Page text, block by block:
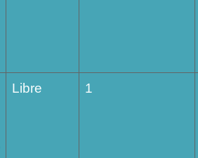
Libre 1